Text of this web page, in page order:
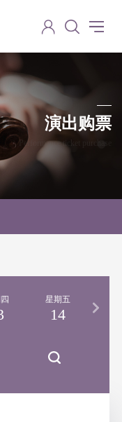
演出购票
Performance ticket purchase
星期五
14